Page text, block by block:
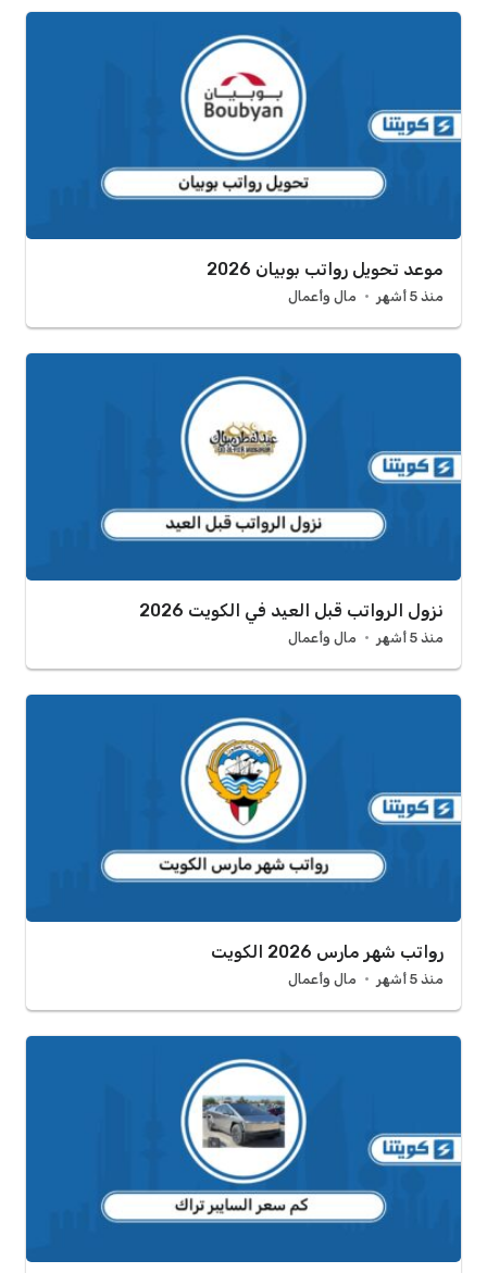
موعد تحويل رواتب بوبيان 2026
منذ 5 أشهر مال وأعمال
نزول الرواتب قبل العيد في الكويت 2026
منذ 5 أشهر مال وأعمال
رواتب شهر مارس 2026 الكويت
منذ 5 أشهر مال وأعمال